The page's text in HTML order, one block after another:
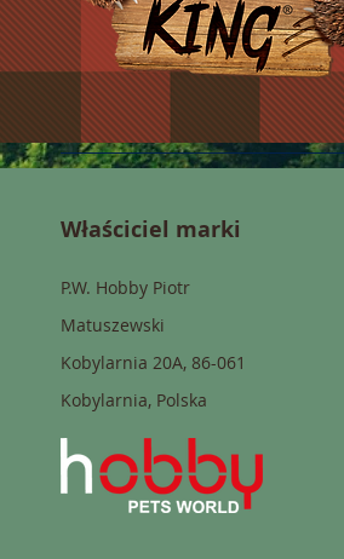
Właściciel marki
P.W. Hobby Piotr
Matuszewski
Kobylarnia 20A, 86-061
Kobylarnia, Polska